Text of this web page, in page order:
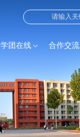
学团在线 合作交流